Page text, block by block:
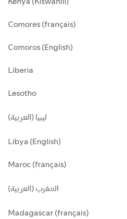
Comores (français)
Comoros (English)
Liberia
Lesotho
ليبيا (العربية)
Libya (English)
Maroc (français)
المغرب (العربية)
Madagascar (français)